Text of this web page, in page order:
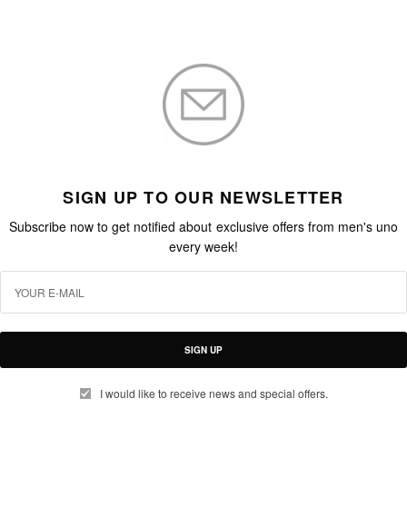
SIGN UP TO OUR NEWSLETTER
Subscribe now to get notified about exclusive offers from men's uno
every week!
SIGN UP
I would like to receive news and special offers.